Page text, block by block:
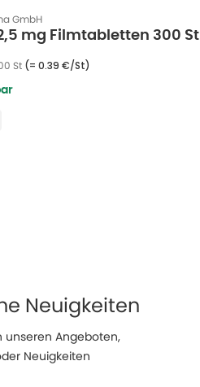
GmbH
mg Filmtabletten 300 St
St (= 0.39 €/St)
Neuigkeiten
unseren Angeboten,
Neuigkeiten